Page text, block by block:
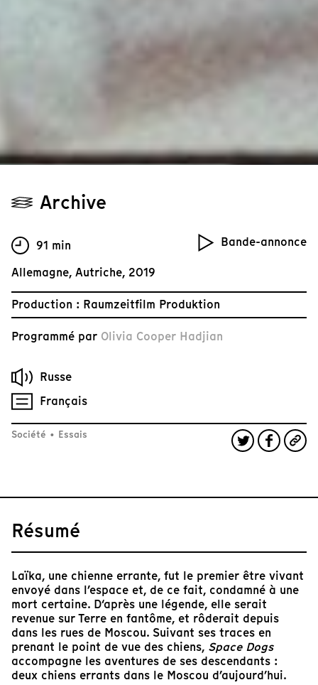
Archive
Bande-annonce
91 min
Allemagne, Autriche, 2019
Production : Raumzeitfilm Produktion
Programmé par Olivia Cooper Hadjian
Russe
Français
Société • Essais
Résumé
Laïka, une chienne errante, fut le premier être vivant
envoyé dans l’espace et, de ce fait, condamné à une
mort certaine. D‘après une légende, elle serait
revenue sur Terre en fantôme, et rôderait depuis
dans les rues de Moscou. Suivant ses traces en
prenant le point de vue des chiens, Space Dogs
accompagne les aventures de ses descendants :
deux chiens errants dans le Moscou d’aujourd’hui.